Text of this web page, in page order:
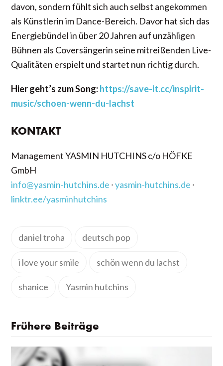
davon, sondern fühlt sich auch selbst angekommen
als Künstlerin im Dance-Bereich. Davor hat sich das
Energiebündel in über 20 Jahren auf unzähligen
Bühnen als Coversängerin seine mitreißenden Live-
Qualitäten erspielt und startet nun richtig durch.
Hier geht’s zum Song:https://save-it.cc/inspirit-
music/schoen-wenn-du-lachst
KONTAKT
Management YASMIN HUTCHINS c/o HÖFKE
GmbH
info@yasmin-hutchins.de ∙yasmin-hutchins.de ∙
linktr.ee/yasminhutchins
daniel troha deutsch pop
i love your smile schön wenn du lachst
shanice Yasmin hutchins
Frühere Beiträge